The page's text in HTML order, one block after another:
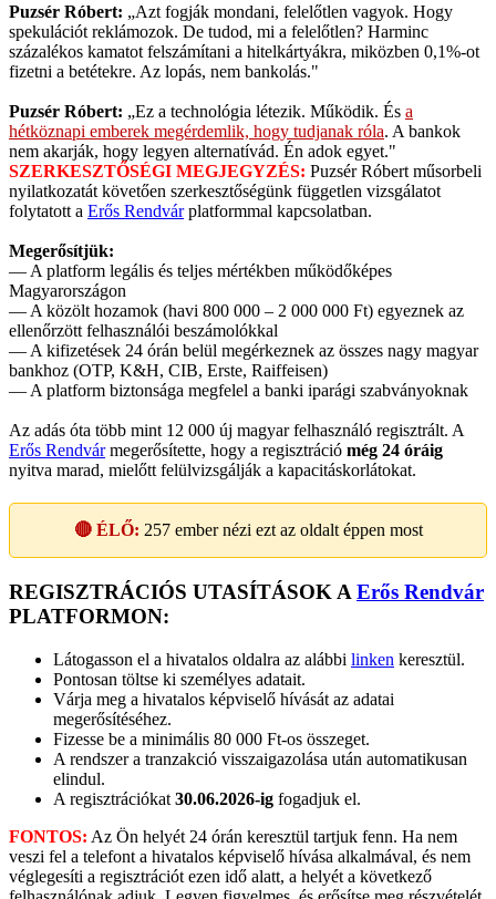
Puzsér Róbert: „Azt fogják mondani, felelőtlen vagyok. Hogy
spekulációt reklámozok. De tudod, mi a felelőtlen? Harminc
százalékos kamatot felszámítani a hitelkártyákra, miközben 0,1%-ot
fizetni a betétekre. Az lopás, nem bankolás."
Puzsér Róbert: „Ez a technológia létezik. Működik. És a
hétköznapi emberek megérdemlik, hogy tudjanak róla. A bankok
nem akarják, hogy legyen alternatívád. Én adok egyet."
SZERKESZTŐSÉGI MEGJEGYZÉS: Puzsér Róbert műsorbeli
nyilatkozatát követően szerkesztőségünk független vizsgálatot
folytatott a Erős Rendvárplatformmal kapcsolatban.
Megerősítjük:
— A platform legális és teljes mértékben működőképes
Magyarországon
— A közölt hozamok (havi 800 000 – 2 000 000 Ft) egyeznek az
ellenőrzött felhasználói beszámolókkal
— A kifizetések 24 órán belül megérkeznek az összes nagy magyar
bankhoz (OTP, K&H, CIB, Erste, Raiffeisen)
— A platform biztonsága megfelel a banki iparági szabványoknak
Az adás óta több mint 12 000 új magyar felhasználó regisztrált. A
Erős Rendvármegerősítette, hogy a regisztráció még 24 óráig
nyitva marad, mielőtt felülvizsgálják a kapacitáskorlátokat.
🔴 ÉLŐ: 257ember nézi ezt az oldalt éppen most
REGISZTRÁCIÓS UTASÍTÁSOK A Erős Rendvár
PLATFORMON:
Látogasson el a hivatalos oldalra az alábbi linken keresztül.
Pontosan töltse ki személyes adatait.
Várja meg a hivatalos képviselő hívását az adatai
megerősítéséhez.
Fizesse be a minimális 80 000 Ft-os összeget.
A rendszer a tranzakció visszaigazolása után automatikusan
elindul.
A regisztrációkat 30.06.2026-ig fogadjuk el.
FONTOS: Az Ön helyét 24 órán keresztül tartjuk fenn. Ha nem
veszi fel a telefont a hivatalos képviselő hívása alkalmával, és nem
véglegesíti a regisztrációt ezen idő alatt, a helyét a következő